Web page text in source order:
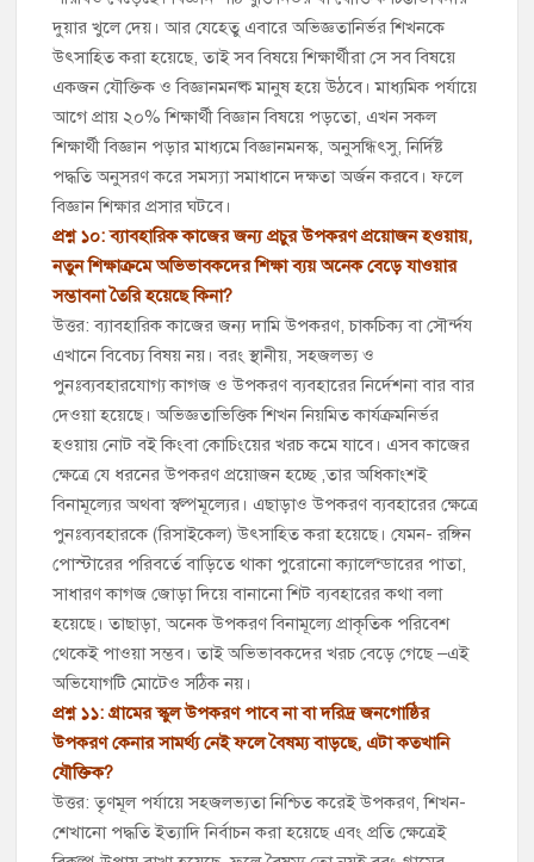
দুয়ার খুলে দেয়। আর যেহেতু এবারে অভিজ্ঞতানির্ভর শিখনকে
উৎসাহিত করা হয়েছে, তাই সব বিষয়ে শিক্ষার্থীরা সে সব বিষয়ে
একজন যৌক্তিক ও বিজ্ঞানমনষ্ক মানুষ হয়ে উঠবে। মাধ্যমিক পর্যায়ে
আগে প্রায় ২০% শিক্ষার্থী বিজ্ঞান বিষয়ে পড়তো, এখন সকল
শিক্ষার্থী বিজ্ঞান পড়ার মাধ্যমে বিজ্ঞানমনস্ক, অনুসন্ধিৎসু, নির্দিষ্ট
পদ্ধতি অনুসরণ করে সমস্যা সমাধানে দক্ষতা অর্জন করবে। ফলে
বিজ্ঞান শিক্ষার প্রসার ঘটবে।
প্রশ্ন ১০: ব্যাবহারিক কাজের জন্য প্রচুর উপকরণ প্রয়োজন হওয়ায়,
নতুন শিক্ষাক্রমে অভিভাবকদের শিক্ষা ব্যয় অনেক বেড়ে যাওয়ার
সম্ভাবনা তৈরি হয়েছে কিনা?
উত্তর: ব্যাবহারিক কাজের জন্য দামি উপকরণ, চাকচিক্য বা সৌর্ন্দয
এখানে বিবেচ্য বিষয় নয়। বরং স্থানীয়, সহজলভ্য ও
পুনঃব্যবহারযোগ্য কাগজ ও উপকরণ ব্যবহারের নির্দেশনা বার বার
দেওয়া হয়েছে। অভিজ্ঞতাভিত্তিক শিখন নিয়মিত কার্যক্রমনির্ভর
হওয়ায় নোট বই কিংবা কোচিংয়ের খরচ কমে যাবে। এসব কাজের
ক্ষেত্রে যে ধরনের উপকরণ প্রয়োজন হচ্ছে ,তার অধিকাংশই
বিনামূল্যের অথবা স্বল্পমূল্যের। এছাড়াও উপকরণ ব্যবহারের ক্ষেত্রে
পুনঃব্যবহারকে (রিসাইকেল) উৎসাহিত করা হয়েছে। যেমন- রঙ্গিন
পোস্টারের পরিবর্তে বাড়িতে থাকা পুরোনো ক্যালেন্ডারের পাতা,
সাধারণ কাগজ জোড়া দিয়ে বানানো শিট ব্যবহারের কথা বলা
হয়েছে। তাছাড়া, অনেক উপকরণ বিনামূল্যে প্রাকৃতিক পরিবেশ
থেকেই পাওয়া সম্ভব। তাই অভিভাবকদের খরচ বেড়ে গেছে –এই
অভিযোগটি মোটেও সঠিক নয়।
প্রশ্ন ১১: গ্রামের স্কুল উপকরণ পাবে না বা দরিদ্র জনগোষ্ঠির
উপকরণ কেনার সামর্থ্য নেই ফলে বৈষম্য বাড়ছে, এটা কতখানি
যৌক্তিক?
উত্তর: তৃণমূল পর্যায়ে সহজলভ্যতা নিশ্চিত করেই উপকরণ, শিখন-
শেখানো পদ্ধতি ইত্যাদি নির্বাচন করা হয়েছে এবং প্রতি ক্ষেত্রেই